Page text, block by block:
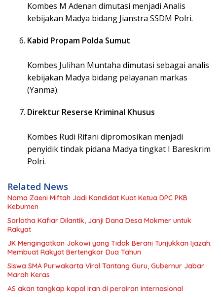
Kombes M Adenan dimutasi menjadi Analis
kebijakan Madya bidang Jianstra SSDM Polri.
Kabid Propam Polda Sumut
Kombes Julihan Muntaha dimutasi sebagai analis
kebijakan Madya bidang pelayanan markas
(Yanma).
Direktur Reserse Kriminal Khusus
Kombes Rudi Rifani dipromosikan menjadi
penyidik tindak pidana Madya tingkat I Bareskrim
Polri.
Related News
Nama Zaeni Miftah Jadi Kandidat Kuat Ketua DPC PKB
Kebumen
Sarlotha Kafiar Dilantik, Janji Dana Desa Mokmer untuk
Rakyat
JK Mengingatkan Jokowi yang Tidak Berani Tunjukkan Ijazah:
Membuat Rakyat Bertengkar Dua Tahun
Siswa SMA Purwakarta Viral Tantang Guru, Gubernur Jabar
Marah Keras
AS akan tangkap kapal Iran di perairan internasional